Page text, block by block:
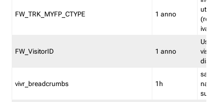
FW_TRK_MYFP_CTYPE 1 anno
iva/
FW_VisitorID 1 anno
vivr_breadcrumbs 1h
salva
su